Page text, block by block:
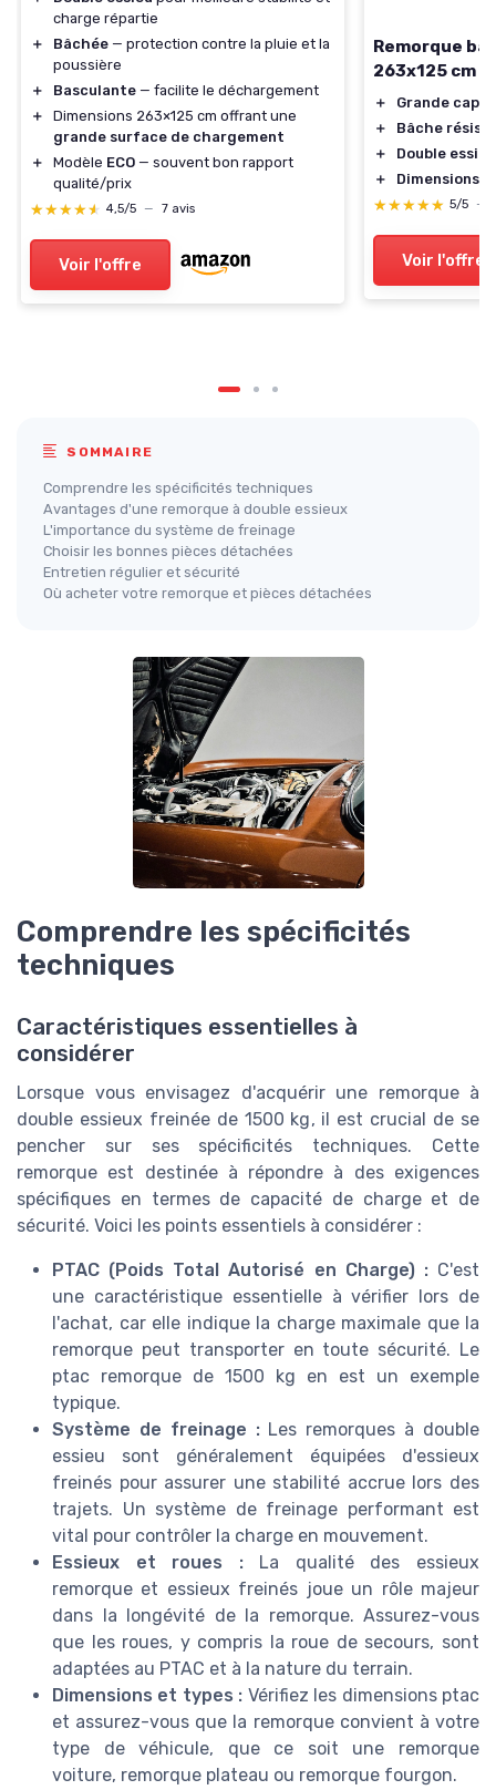
charge répartie
＋
Bâchée — protection contre la pluie et la
poussière
＋
Basculante — facilite le déchargement
＋
Dimensions 263×125 cm offrant une
grande surface de chargement
＋
Modèle ECO — souvent bon rapport
qualité/prix
★★★★★
★★★★★ 4,5/5 — 7 avis
Voir l'offre
Remorque
263x125 cm
＋
Grande
＋
Bâche
＋
Double essieu
＋
Dimensions
★★★★★
★★★★★ 5/5 —
Voir l'offre
SOMMAIRE
Comprendre les spécificités techniques
Avantages d'une remorque à double essieux
L'importance du système de freinage
Choisir les bonnes pièces détachées
Entretien régulier et sécurité
Où acheter votre remorque et pièces détachées
Comprendre les spécificités
techniques
Caractéristiques essentielles à
considérer
Lorsque vous envisagez d'acquérir une remorque à
double essieux freinée de 1500 kg, il est crucial de se
pencher sur ses spécificités techniques. Cette
remorque est destinée à répondre à des exigences
spécifiques en termes de capacité de charge et de
sécurité. Voici les points essentiels à considérer :
PTAC (Poids Total Autorisé en Charge) :C'est
une caractéristique essentielle à vérifier lors de
l'achat, car elle indique la charge maximale que la
remorque peut transporter en toute sécurité. Le
ptac remorque de 1500 kg en est un exemple
typique.
Système de freinage :Les remorques à double
essieu sont généralement équipées d'essieux
freinés pour assurer une stabilité accrue lors des
trajets. Un système de freinage performant est
vital pour contrôler la charge en mouvement.
Essieux et roues :La qualité des essieux
remorque et essieux freinés joue un rôle majeur
dans la longévité de la remorque. Assurez-vous
que les roues, y compris la roue de secours, sont
adaptées au PTAC et à la nature du terrain.
Dimensions et types : Vérifiez les dimensions ptac
et assurez-vous que la remorque convient à votre
type de véhicule, que ce soit une remorque
voiture, remorque plateau ou remorque fourgon.